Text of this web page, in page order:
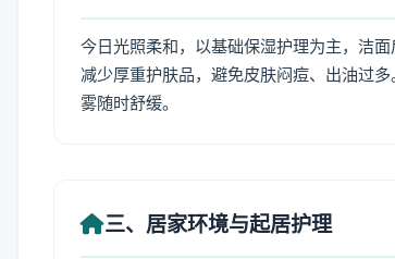
今日光照柔和，以基础保湿护理为主，洁
减少厚重护肤品，避免皮肤闷痘、出油过
雾随时舒缓。
三、居家环境与起居护理